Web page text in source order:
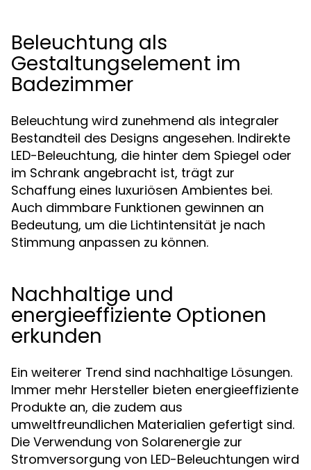
Beleuchtung als
Gestaltungselement im
Badezimmer
Beleuchtung wird zunehmend als integraler
Bestandteil des Designs angesehen. Indirekte
LED-Beleuchtung, die hinter dem Spiegel oder
im Schrank angebracht ist, trägt zur
Schaffung eines luxuriösen Ambientes bei.
Auch dimmbare Funktionen gewinnen an
Bedeutung, um die Lichtintensität je nach
Stimmung anpassen zu können.
Nachhaltige und
energieeffiziente Optionen
erkunden
Ein weiterer Trend sind nachhaltige Lösungen.
Immer mehr Hersteller bieten energieeffiziente
Produkte an, die zudem aus
umweltfreundlichen Materialien gefertigt sind.
Die Verwendung von Solarenergie zur
Stromversorgung von LED-Beleuchtungen wird